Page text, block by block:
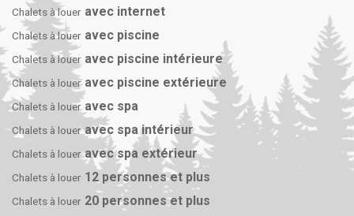
Chalets à louer avec internet
Chalets à louer avec piscine
Chalets à louer avec piscine intérieure
Chalets à louer avec piscine extérieure
Chalets à louer avec spa
Chalets à louer avec spa intérieur
Chalets à louer avec spa extérieur
Chalets à louer 12 personnes et plus
Chalets à louer 20 personnes et plus